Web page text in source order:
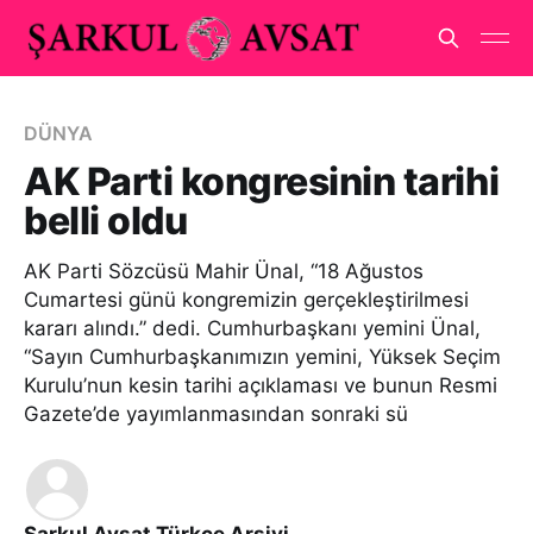
DÜNYA
AK Parti kongresinin tarihi
belli oldu
AK Parti Sözcüsü Mahir Ünal, “18 Ağustos
Cumartesi günü kongremizin gerçekleştirilmesi
kararı alındı.” dedi. Cumhurbaşkanı yemini Ünal,
“Sayın Cumhurbaşkanımızın yemini, Yüksek Seçim
Kurulu’nun kesin tarihi açıklaması ve bunun Resmi
Gazete’de yayımlanmasından sonraki sü